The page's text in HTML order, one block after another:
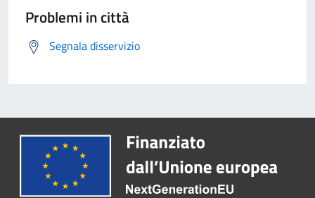
Problemi in città
Segnala disservizio